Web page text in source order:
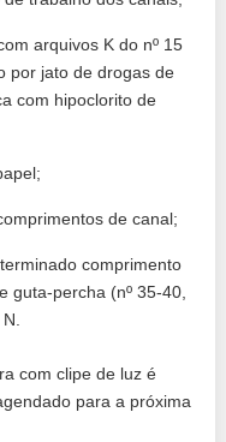
arquivos K do nº 15
por jato de drogas de
com hipoclorito de
de canal;
comprimento
guta-percha (nº 35-40,
com clipe de luz é
para a próxima